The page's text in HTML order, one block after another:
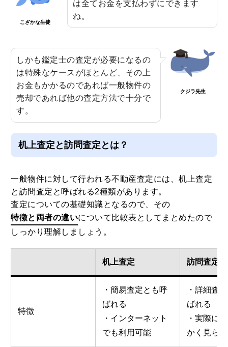
こざかな生徒
は全てお金を支払わずにできます
ね。
しかも鑑定士の査定が必要になるの
は特殊なケースがほとんど、その上
お金もかかるのであれば一般物件の
売却であれば他の査定方法で十分で
す。
クジラ先生
机上査定と訪問査定とは？
一般物件に対して行われる不動産査定には、机上査定
と訪問査定と呼ばれる2種類があります。
査定についての基礎知識となるので、その
特徴と両者の違いについて比較表としてまとめたので
しっかり理解しましょう。
机上査定 訪問査定
特徴
・簡易査定とも呼
ばれる
・インターネット
でも利用可能
・詳細査
ばれる
・実際に
かく見ら